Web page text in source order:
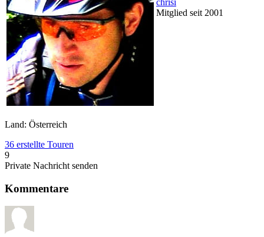
Mitglied seit 2001
Land: Österreich
36 erstellte Touren
9
Private Nachricht senden
Kommentare